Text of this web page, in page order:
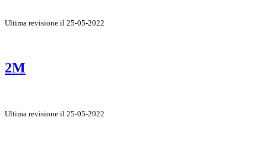
Ultima revisione il 25-05-2022
2M
Ultima revisione il 25-05-2022